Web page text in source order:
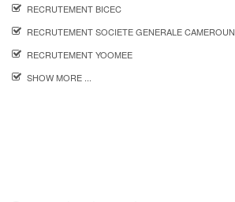
RECRUTEMENT BICEC
RECRUTEMENT SOCIETE GENERALE CAMEROUN
RECRUTEMENT YOOMEE
SHOW MORE ...